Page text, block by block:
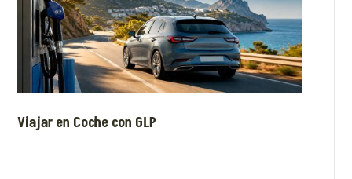
Viajar en Coche con GLP